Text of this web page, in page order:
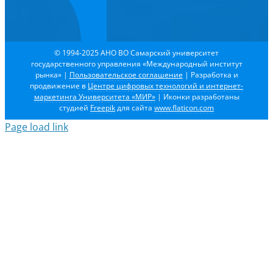
© 1994-2025 АНО ВО Самарский университет
государственного управления «Международный институт
рынка» | Пользовательское соглашение | Разработка и
продвижение в Центре цифровых технологий и интернет-
маркетинга Университета «МИР»| Иконки разработаны
студией Freepikдля сайта www.flaticon.com
Page load link